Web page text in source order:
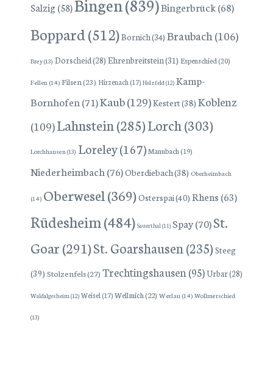
Salzig(58)Bingen(839)Bingerbrück(68)
Boppard(512)Bornich(34) Braubach(106)
Brey(13) Dörscheid(28) Ehrenbreitstein(31) Espenschied(20)
Fellen (14) Filsen(23) Hirzenach(17) Holzfeld(12) Kamp-
Bornhofen (71)Kaub(129)Kestert(38) Koblenz
(109)Lahnstein(285)Lorch(303)
Lorchhausen(13) Loreley(167)Manubach(19)
Niederheimbach (76)Oberdiebach(38) Oberheimbach
(14) Oberwesel(369)Osterspai(40) Rhens (63)
Rüdesheim(484) Sauerthal(11) Spay(70)St.
Goar(291)St. Goarshausen(235) Steeg
(39) Stolzenfels(27) Trechtingshausen(95)Urbar(28)
Waldalgesheim(12) Weisel(17)Wellmich (22) Werlau (14) Wollmerschied
(13)